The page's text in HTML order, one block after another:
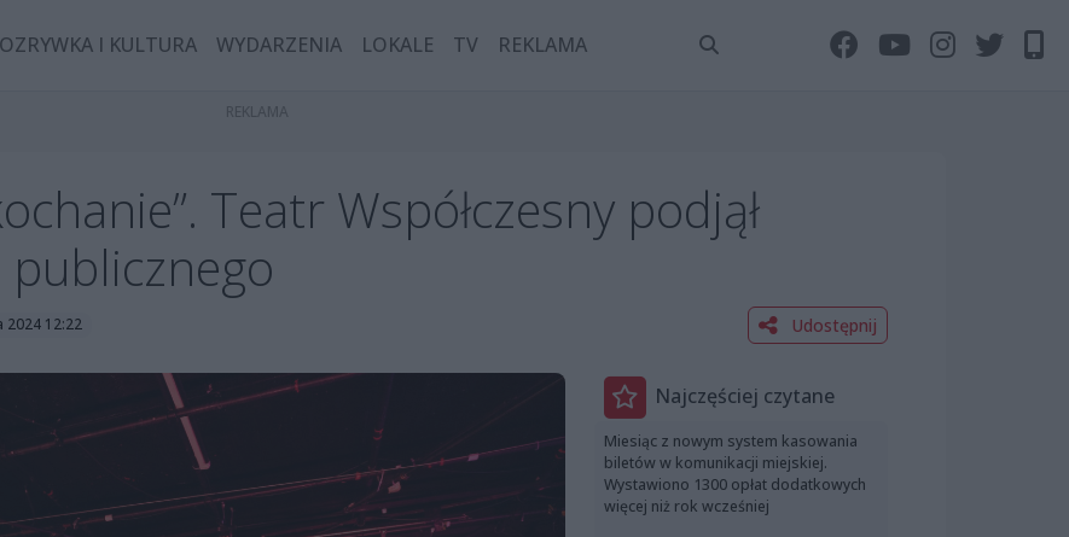
I KULTURA WYDARZENIA LOKALE TV REKLAMA
Teatr Współczesny podjął
2024 12:22 Udostępnij
Najczęściej czytane
Miesiąc z nowym system kasowania
biletów w komunikacji miejskiej.
Wystawiono 1300 opłat dodatkowych
więcej niż rok wcześniej